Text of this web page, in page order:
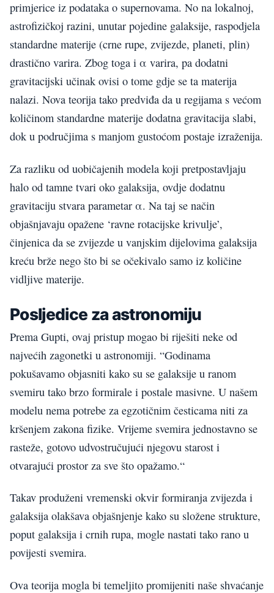
primjerice iz podataka o supernovama. No na lokalnoj,
astrofizičkoj razini, unutar pojedine galaksije, raspodjela
standardne materije (crne rupe, zvijezde, planeti, plin)
drastično varira. Zbog toga i α varira, pa dodatni
gravitacijski učinak ovisi o tome gdje se ta materija
nalazi. Nova teorija tako predviđa da u regijama s većom
količinom standardne materije dodatna gravitacija slabi,
dok u područjima s manjom gustoćom postaje izraženija.
Za razliku od uobičajenih modela koji pretpostavljaju
halo od tamne tvari oko galaksija, ovdje dodatnu
gravitaciju stvara parametar α. Na taj se način
objašnjavaju opažene ‘ravne rotacijske krivulje’,
činjenica da se zvijezde u vanjskim dijelovima galaksija
kreću brže nego što bi se očekivalo samo iz količine
vidljive materije.
Posljedice za astronomiju
Prema Gupti, ovaj pristup mogao bi riješiti neke od
najvećih zagonetki u astronomiji. “Godinama
pokušavamo objasniti kako su se galaksije u ranom
svemiru tako brzo formirale i postale masivne. U našem
modelu nema potrebe za egzotičnim česticama niti za
kršenjem zakona fizike. Vrijeme svemira jednostavno se
rasteže, gotovo udvostručujući njegovu starost i
otvarajući prostor za sve što opažamo.“
Takav produženi vremenski okvir formiranja zvijezda i
galaksija olakšava objašnjenje kako su složene strukture,
poput galaksija i crnih rupa, mogle nastati tako rano u
povijesti svemira.
Ova teorija mogla bi temeljito promijeniti naše shvaćanje